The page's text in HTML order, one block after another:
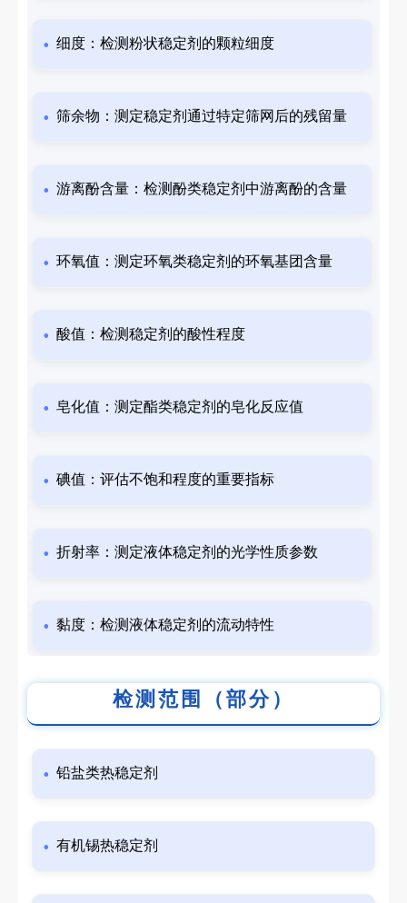
细度：检测粉状稳定剂的颗粒细度
筛余物：测定稳定剂通过特定筛网后的残留量
游离酚含量：检测酚类稳定剂中游离酚的含量
环氧值：测定环氧类稳定剂的环氧基团含量
酸值：检测稳定剂的酸性程度
皂化值：测定酯类稳定剂的皂化反应值
碘值：评估不饱和程度的重要指标
折射率：测定液体稳定剂的光学性质参数
黏度：检测液体稳定剂的流动特性
检测范围（部分）
铅盐类热稳定剂
有机锡热稳定剂